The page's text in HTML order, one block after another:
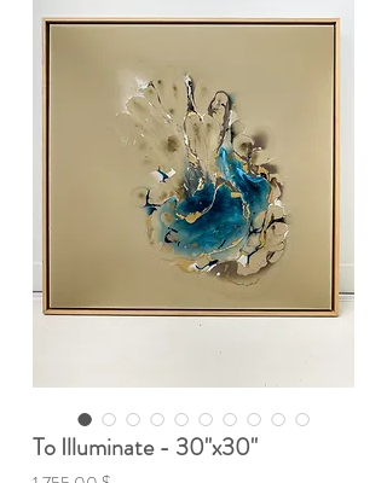
To Illuminate - 30"x30"